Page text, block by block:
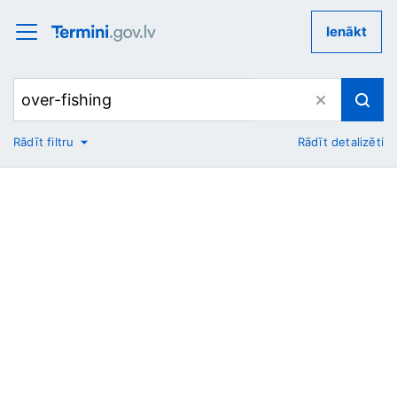
Ienākt
No
Rādīt filtru Rādīt detalizēti